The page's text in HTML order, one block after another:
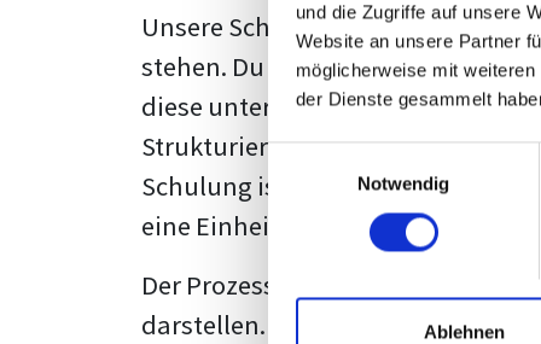
und die Zugriffe auf unsere
Website an unsere Partner
möglicherweise mit
der Dienste gesammelt
Notwendig
Ablehnen
Unsere Schulung wurde mit Blick
stehen. Du wirst nicht nur
diese unter Zuhilfenahme von
Strukturierung ist ebenso
Schulung ist so konzipiert, dass
eine Einheitslösung zu bieten.
Der Prozess des
darstellen. Jedoch, ausgestattet